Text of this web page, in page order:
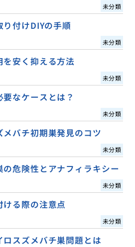
未分類
付けDIYの手順
未分類
安く抑える方法
未分類
なケースとは？
未分類
バチ初期巣発見のコツ
未分類
危険性とアナフィラキシー
未分類
ける際の注意点
未分類
スズメバチ巣問題とは